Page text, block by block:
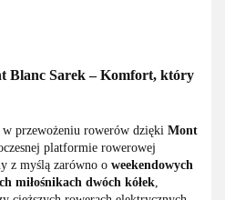
Blanc Sarek – Komfort, który
przewożeniu rowerów dzięki Mont
platformie rowerowej
z myślą zarówno o weekendowych
miłośnikach dwóch kółek